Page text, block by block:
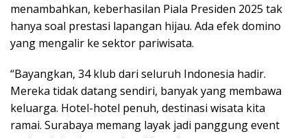
menambahkan, keberhasilan Piala Presiden 2025 tak
hanya soal prestasi lapangan hijau. Ada efek domino
yang mengalir ke sektor pariwisata.
“Bayangkan, 34 klub dari seluruh Indonesia hadir.
Mereka tidak datang sendiri, banyak yang membawa
keluarga. Hotel-hotel penuh, destinasi wisata kita
ramai. Surabaya memang layak jadi panggung event